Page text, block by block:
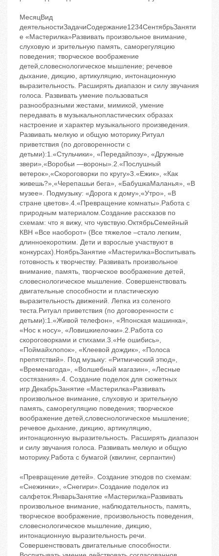
МесяцВид
деятельностиЗадачиСодержание1234СентябрьЗаняти
е «Мастерилка»Развивать произвольное внимание,
слуховую и зрительную память, саморегуляцию
поведения; творческое воображение
детей,словеснологическое мышление; речевое
дыхание, дикцию, артикуляцию, интонационную
выразительность. Расширять диапазон и силу звучания
голоса. Развивать умение пользоваться
разнообразными жестами, мимикой, умение
передавать в музыкальнопластических образах
настроение и характер музыкального произведения.
Развивать мелкую и общую моторику.Ритуал
приветствия (по договоренности с
детьми):1.«Стульчики», «Передайпозу», «Дружные
звери»,«Воробьи —вороны».2.«Послушный
ветерок»,«Скороговорки по кругу»3.«Ежик», «Как
живешь?»,«Черепашьи бега», «БабушкаМаланья», «В
музее». Подмузыку: «Дорога к дому»,«Утро», «В
стране цветов».4.«Превращение комнаты».Работа с
природным материалом.Создание рассказов по
схемам: что я вижу, что чувствую.ОктябрьСемейный
КВН «Все наоборот» (Все тяжелое –стало легким,
длинноекоротким. Дети и взрослые участвуют в
конкурсах).НоябрьЗанятие «Мастерилка»Воспитывать
готовность к творчеству. Развивать произвольное
внимание, память, творческое воображение детей,
словеснологическое мышление. Совершенствовать
двигательные способности и пластическую
выразительность движений. Лепка из соленого
теста.Ритуал приветствия (по договоренности с
детьми):1.«Живой телефон», «Японская машинка»,
«Нос к носу», «Ловишкиелочки».2.Работа со
скороговорками и стихами.3.«Не ошибись»,
«Поймайхлопок», «Клеевой дождик», «Полоса
препятствий». Под музыку: «Ритмический этюд»,
«Временагода», «Волшебный магазин», «Лесные
состязания».4. Создание поделок для сюжетных
игр.ДекабрьЗанятие «Мастерилка»Развивать
произвольное внимание, слуховую и зрительную
память, саморегуляцию поведения; творческое
воображение детей,словеснологическое мышление;
речевое дыхание, дикцию, артикуляцию,
интонационную выразительность. Расширять диапазон
и силу звучания голоса. Развивать мелкую и общую
моторику.Работа с бумагой (квилинг, серпантин)
«Превращение детей». Создание этюдов по схемам:
«Снежинки», «Снегири».Создание поделок из
салфеток.ЯнварьЗанятие «Мастерилка»Развивать
произвольное внимание, наблюдательность, память,
творческое воображение, произвольность поведения,
словеснологическое мышление, дикцию,
интонационную выразительность речи.
Совершенствовать двигательные способности.